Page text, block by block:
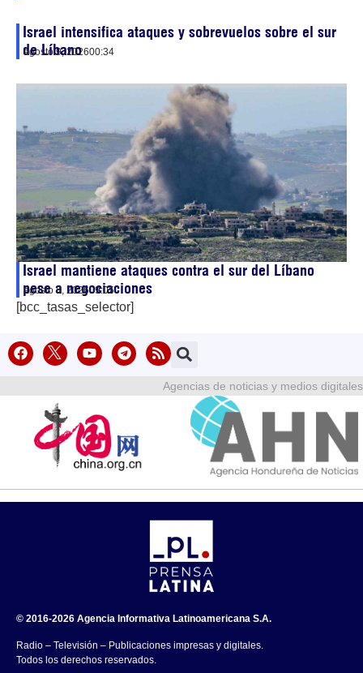
Israel intensifica ataques y sobrevuelos sobre el sur
de Líbano
agosto 9, 202600:34
Israel mantiene ataques contra el sur del Líbano
pese a negociaciones
agosto 8, 202609:05
[bcc_tasas_selector]
Agencias de noticias y medios digitales
© 2016-2026 Agencia Informativa Latinoamericana S.A.
Radio – Televisión – Publicaciones impresas y digitales.
Todos los derechos reservados.